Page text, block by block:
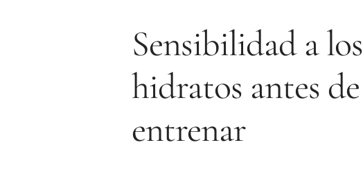
Sensibilidad a los
hidratos antes de
entrenar